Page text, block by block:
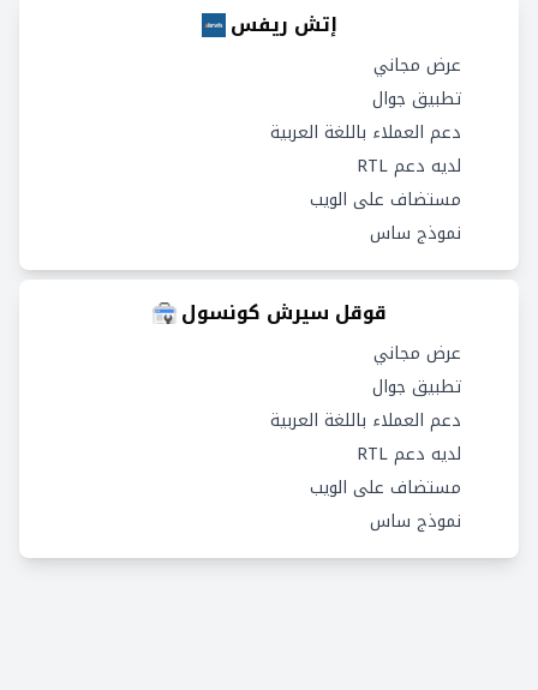
إتش ريفس
عرض مجاني
تطبيق جوال
دعم العملاء باللغة العربية
لديه دعم RTL
مستضاف على الويب
نموذج ساس
قوقل سيرش كونسول
عرض مجاني
تطبيق جوال
دعم العملاء باللغة العربية
لديه دعم RTL
مستضاف على الويب
نموذج ساس